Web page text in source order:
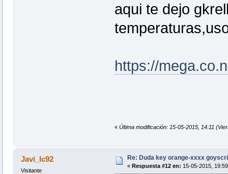
aqui te dejo
https://
« Última modificación: 15-05-2015, 14:11
Javi_lc92
Visitante
Re: Duda key orange-xxxx
« Respuesta #12 en: 15-05-2015,